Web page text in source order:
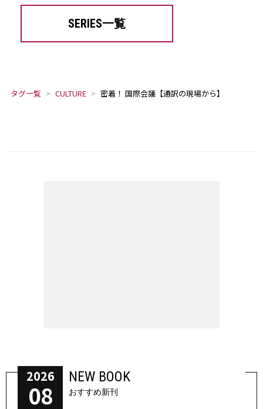
SERIES一覧
タグ一覧 CULTURE 密着！ 国際会議【通訳の現場から】
2026
08
NEW BOOK
おすすめ新刊